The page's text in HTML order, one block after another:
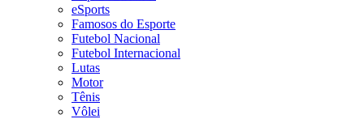
eSports
Famosos do Esporte
Futebol Nacional
Futebol Internacional
Lutas
Motor
Tênis
Vôlei